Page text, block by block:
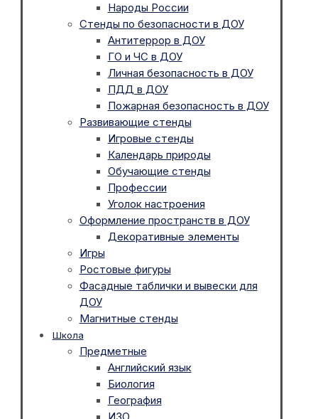
Народы России
Стенды по безопасности в ДОУ
Антитеррор в ДОУ
ГО и ЧС в ДОУ
Личная безопасность в ДОУ
ПДД в ДОУ
Пожарная безопасность в ДОУ
Развивающие стенды
Игровые стенды
Календарь природы
Обучающие стенды
Профессии
Уголок настроения
Оформление пространств в ДОУ
Декоративные элементы
Игры
Ростовые фигуры
Фасадные таблички и вывески для
ДОУ
Магнитные стенды
Школа
Предметные
Английский язык
Биология
География